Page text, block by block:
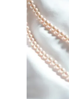
備考
素材